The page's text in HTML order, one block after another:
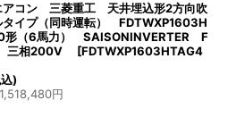
アコン 三菱重工 天井埋込形2方向吹
イプ（同時運転） FDTWXP1603H
（6馬力） SAISONINVERTER F
三相200V
[FDTWXP1603HTAG4
)
1,518,480円